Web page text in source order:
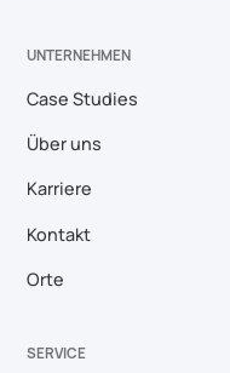
UNTERNEHMEN
Case Studies
Über uns
Karriere
Kontakt
Orte
SERVICE